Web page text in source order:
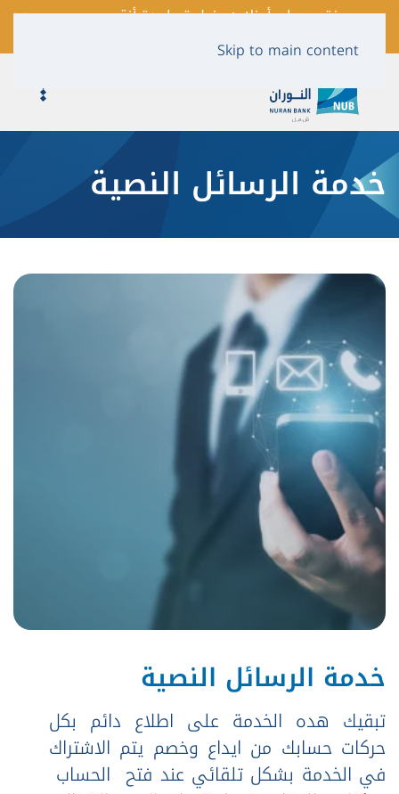
Skip to main content
فتح حساب أونلاين بخطوة واحدة أنقر
خدمة الرسائل النصية
خدمة الرسائل النصية
تبقيك هده الخدمة على اطلاع دائم بكل
حركات حسابك من ايداع وخصم يتم الاشتراك
في الخدمة بشكل تلقائي عند فتح الحساب